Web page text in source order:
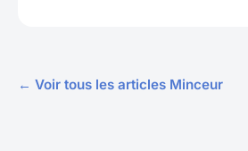
← Voir tous les articles Minceur